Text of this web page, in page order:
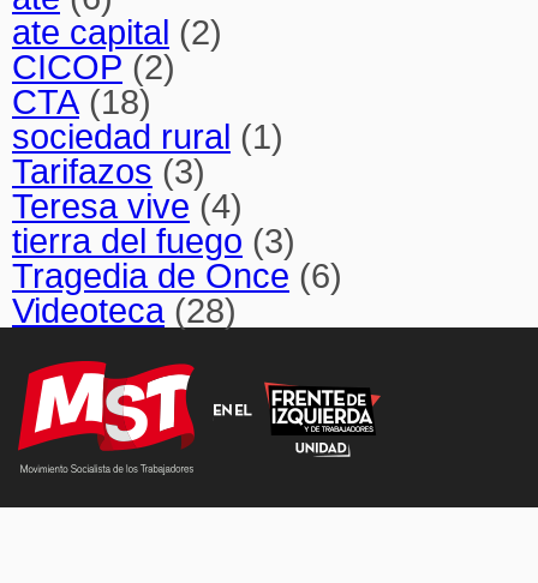
ate capital (2)
CICOP (2)
CTA (18)
sociedad rural (1)
Tarifazos (3)
Teresa vive (4)
tierra del fuego (3)
Tragedia de Once (6)
Videoteca(28)